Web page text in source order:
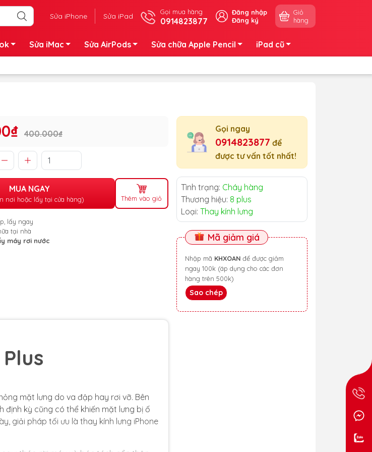
Sửa iPhone Sửa iPad Gọi mua hàng
0914823877
Đăng nhập
Đăng ký
Giỏ
hàng
Sửa iMac Sửa AirPods Sửa chữa Apple Pencil iPad cũ
400.000₫
MUA NGAY
nơi hoặc lấy tại cửa hàng) Thêm vào giỏ
lấy ngay
tại nhà
máy rơi nước
Gọi ngay
0914823877 để
được tư vấn tốt nhất!
Tình trạng: Cháy hàng
Thương hiệu: 8 plus
Loại: Thay kính lưng
Mã giảm giá
Nhập mã KHXOAN
ngay 100k (áp dụng cho các đơn
hàng trên 500k)
Sao chép
mặt lưng do va đập hay rơi vỡ. Bên
định kỳ cũng có thể khiến mặt lưng bị ố
giải pháp tối ưu là thay kính lưng iPhone